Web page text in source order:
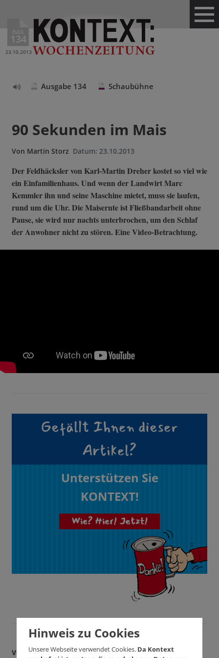
Ausg.
134
23.10.2013
Ausgabe 134 Schaubühne
90 Sekunden im Mais
Von Martin Storz Datum: 23.10.2013
Der Feldhäcksler von Karl-Martin Dreher kostet so viel wie
ein Einfamilienhaus. Und wenn der Landwirt Marc
Kemmler ihn und seine Maschine mietet, muss sie laufen,
rund um die Uhr. Die Maisernte ist Fließbandarbeit ohne
Pause, sie wird nur nachts unterbrochen, um den Schlaf
der Anwohner nicht zu stören. Eine Video-Betrachtung.
Gefällt Ihnen dieser
Artikel?
Unterstützen Sie
KONTEXT!
Wie? Hier! Jetzt!
Verbreiten Sie unseren Artikel
Hinweis zu Cookies
Unsere Webseite verwendet Cookies. Da Kontext